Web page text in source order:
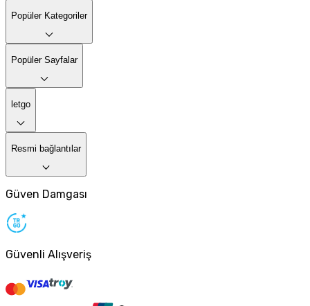
Popüler Kategoriler
Popüler Sayfalar
letgo
Resmi bağlantılar
Güven Damgası
Güvenli Alışveriş